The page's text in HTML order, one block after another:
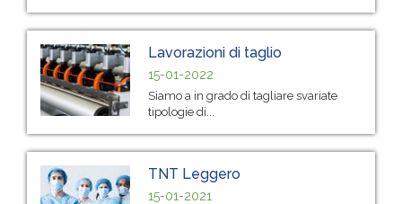
Lavorazioni di taglio
15-01-2022
Siamo a in grado di tagliare svariate
tipologie di...
TNT Leggero
15-01-2021